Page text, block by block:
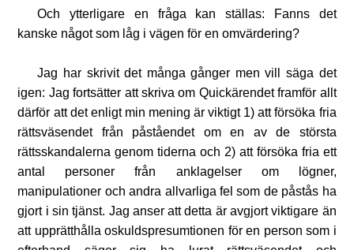
Och ytterligare en fråga kan ställas: Fanns det
kanske något som låg i vägen för en omvärdering?
Jag har skrivit det många gånger men vill säga det
igen: Jag fortsätter att skriva om Quickärendet framför allt
därför att det enligt min mening är viktigt 1) att försöka fria
rättsväsendet från påståendet om en av de största
rättsskandalerna genom tiderna och 2) att försöka fria ett
antal personer från anklagelser om lögner,
manipulationer och andra allvarliga fel som de påstås ha
gjort i sin tjänst. Jag anser att detta är avgjort viktigare än
att upprätthålla oskuldspresumtionen för en person som i